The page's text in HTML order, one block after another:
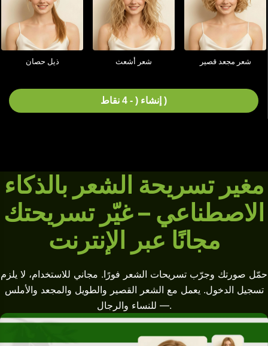
ذيل حصان شعر أشعث شعر مجعد قصير
إنشاء ( - 4 نقاط )
مغير تسريحة الشعر بالذكاء
الاصطناعي – غيّر تسريحتك
مجانًا عبر الإنترنت
حمّل صورتك وجرّب تسريحات الشعر فورًا. مجاني للاستخدام، لا يلزم
تسجيل الدخول. يعمل مع الشعر القصير والطويل والمجعد والأملس
— للنساء والرجال.